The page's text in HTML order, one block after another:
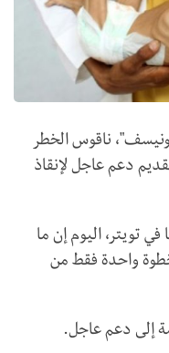
ناقوس الخطر
دعم عاجل لإنقاذ
تويتر، اليوم إن ما
خطوة واحدة فقط من
إلى دعم عاجل.